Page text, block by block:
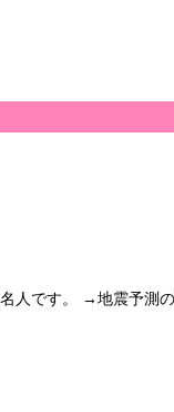
人です。 →地震予測